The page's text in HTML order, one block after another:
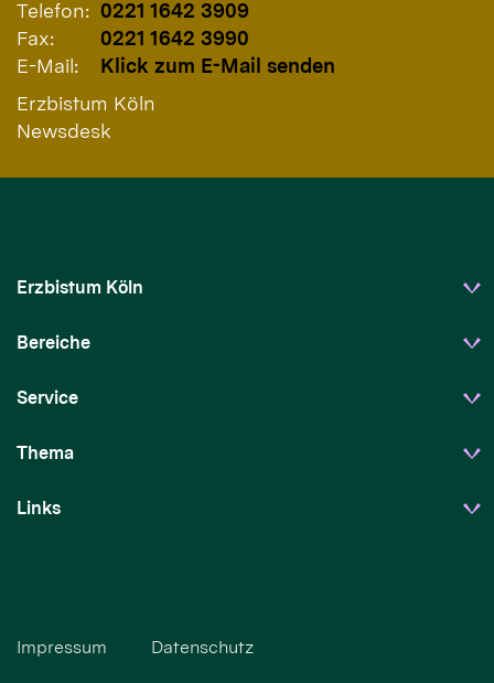
Telefon: 0221 1642 3909
Fax:
0221 1642 3990
E-Mail:
Klick zum E-Mail senden
Erzbistum Köln
Newsdesk
Erzbistum Köln
Bereiche
Service
Thema
Links
Impressum Datenschutz